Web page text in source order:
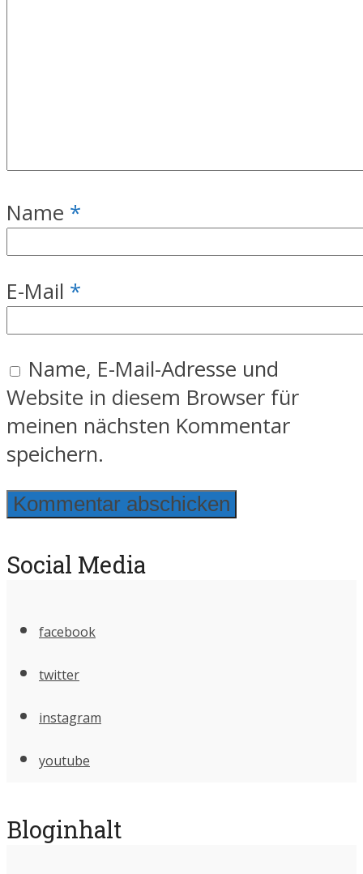
Name *
E-Mail *
Name, E-Mail-Adresse und
Website in diesem Browser für
meinen nächsten Kommentar
speichern.
Social Media
facebook
twitter
instagram
youtube
Bloginhalt